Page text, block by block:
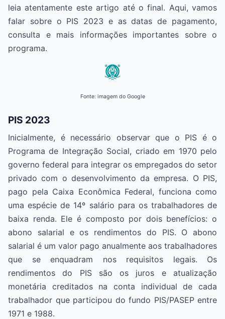
leia atentamente este artigo até o final. Aqui, vamos
falar sobre o PIS 2023 e as datas de pagamento,
consulta e mais informações importantes sobre o
programa.
Fonte: imagem do Google
PIS 2023
Inicialmente, é necessário observar que o PIS é o
Programa de Integração Social, criado em 1970 pelo
governo federal para integrar os empregados do setor
privado com o desenvolvimento da empresa. O PIS,
pago pela Caixa Econômica Federal, funciona como
uma espécie de 14º salário para os trabalhadores de
baixa renda. Ele é composto por dois benefícios: o
abono salarial e os rendimentos do PIS. O abono
salarial é um valor pago anualmente aos trabalhadores
que se enquadram nos requisitos legais. Os
rendimentos do PIS são os juros e atualização
monetária creditados na conta individual de cada
trabalhador que participou do fundo PIS/PASEP entre
1971 e 1988.